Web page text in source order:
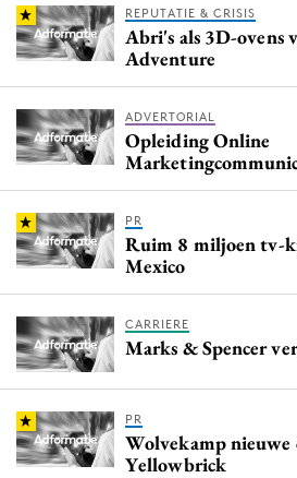
REPUTATIE & CRISIS
Abri's als 3D-ovens
Adventure
ADVERTORIAL
Opleiding Online
PR
Ruim 8 miljoen tv-
Mexico
CARRIERE
Marks & Spencer
PR
Wolvekamp
Yellowbrick